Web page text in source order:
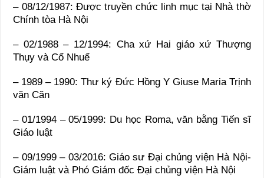
– 08/12/1987: Được truyền chức linh mục tại Nhà thờ
Chính tòa Hà Nội
– 02/1988 – 12/1994: Cha xứ Hai giáo xứ Thượng
Thụy và Cổ Nhuế
– 1989 – 1990: Thư ký Đức Hồng Y Giuse Maria Trịnh
văn Căn
– 01/1994 – 05/1999: Du học Roma, văn bằng Tiến sĩ
Giáo luật
– 09/1999 – 03/2016: Giáo sư Đại chủng viện Hà Nội-
Giám luật và Phó Giám đốc Đại chủng viện Hà Nội